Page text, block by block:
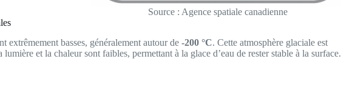
Source : Agence spatiale canadienne
extrêmement basses, généralement autour de -200 °C. Cette atmosphère glaciale est
et la chaleur sont faibles, permettant à la glace d’eau de rester stable à la surface.